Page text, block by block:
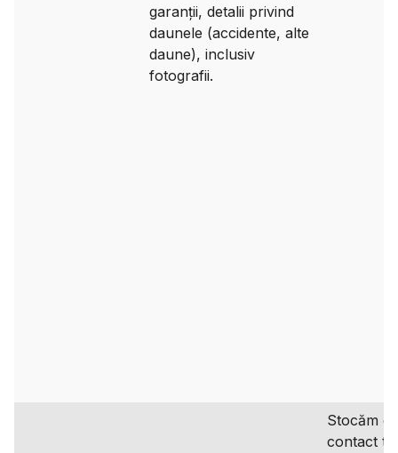
garanții, detalii privind
daunele (accidente, alte
daune), inclusiv
fotografii.
Stocăm
contact